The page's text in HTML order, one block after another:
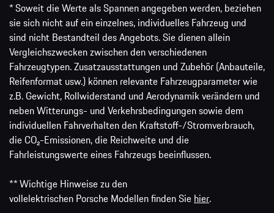
* Soweit die Werte als Spannen angegeben werden, beziehen
sie sich nicht auf ein einzelnes, individuelles Fahrzeug und
sind nicht Bestandteil des Angebots. Sie dienen allein
Vergleichszwecken zwischen den verschiedenen
Fahrzeugtypen. Zusatzausstattungen und Zubehör (Anbauteile,
Reifenformat usw.) können relevante Fahrzeugparameter wie
z.B. Gewicht, Rollwiderstand und Aerodynamik verändern und
neben Witterungs- und Verkehrsbedingungen sowie dem
individuellen Fahrverhalten den Kraftstoff-/Stromverbrauch,
die CO₂-Emissionen, die Reichweite und die
Fahrleistungswerte eines Fahrzeugs beeinflussen.
** Wichtige Hinweise zu den
vollelektrischen Porsche Modellen finden Sie hier.